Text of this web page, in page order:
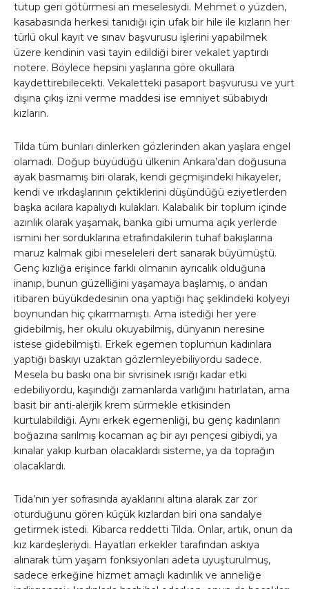
tutup geri götürmesi an meselesiydi. Mehmet o yüzden,
kasabasında herkesi tanıdığı için ufak bir hile ile kızların her
türlü okul kayıt ve sınav başvurusu işlerini yapabilmek
üzere kendinin vasi tayin edildiği birer vekalet yaptırdı
notere. Böylece hepsini yaşlarına göre okullara
kaydettirebilecekti. Vekaletteki pasaport başvurusu ve yurt
dışına çıkış izni verme maddesi ise emniyet sübabıydı
kızların.
Tilda tüm bunları dinlerken gözlerinden akan yaşlara engel
olamadı. Doğup büyüdüğü ülkenin Ankara’dan doğusuna
ayak basmamış biri olarak, kendi geçmişindeki hikayeler,
kendi ve ırkdaşlarının çektiklerini düşündüğü eziyetlerden
başka acılara kapalıydı kulakları. Kalabalık bir toplum içinde
azınlık olarak yaşamak, banka gibi umuma açık yerlerde
ismini her sorduklarına etrafındakilerin tuhaf bakışlarına
maruz kalmak gibi meseleleri dert sanarak büyümüştü.
Genç kızlığa erişince farklı olmanın ayrıcalık olduğuna
inanıp, bunun güzelliğini yaşamaya başlamış, o andan
itibaren büyükdedesinin ona yaptığı haç şeklindeki kolyeyi
boynundan hiç çıkarmamıştı. Ama istediği her yere
gidebilmiş, her okulu okuyabilmiş, dünyanın neresine
istese gidebilmişti. Erkek egemen toplumun kadınlara
yaptığı baskıyı uzaktan gözlemleyebiliyordu sadece.
Mesela bu baskı ona bir sivrisinek ısırığı kadar etki
edebiliyordu, kaşındığı zamanlarda varlığını hatırlatan, ama
basit bir anti-alerjik krem sürmekle etkisinden
kurtulabildiği. Aynı erkek egemenliği, bu genç kadınların
boğazına sarılmış kocaman aç bir ayı pençesi gibiydi, ya
kınalar yakıp kurban olacaklardı sisteme, ya da toprağın
olacaklardı.
Tida’nın yer sofrasında ayaklarını altına alarak zar zor
oturduğunu gören küçük kızlardan biri ona sandalye
getirmek istedi. Kibarca reddetti Tilda. Onlar, artık, onun da
kız kardeşleriydi. Hayatları erkekler tarafından askıya
alınarak tüm yaşam fonksiyonları adeta uyuşturulmuş,
sadece erkeğine hizmet amaçlı kadınlık ve anneliğe